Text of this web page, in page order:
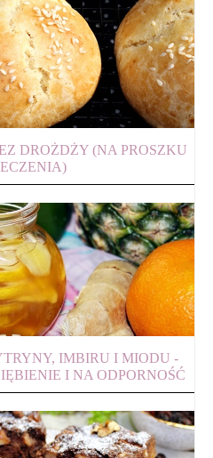
DROŻDŻY (NA PROSZKU
IMBIRU I MIODU -
I NA ODPORNOŚĆ